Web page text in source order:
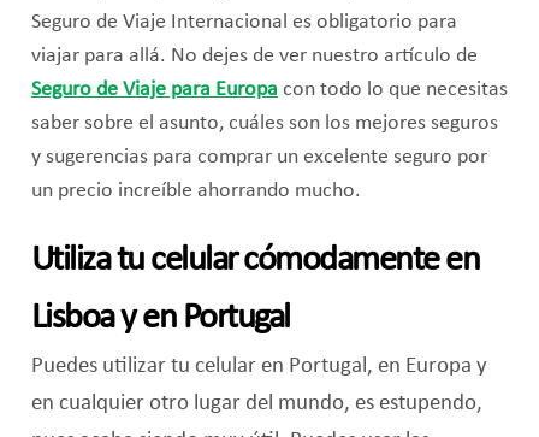
Seguro de Viaje Internacional es obligatorio para
viajar para allá. No dejes de ver nuestro artículo de
Seguro de Viaje para Europa con todo lo que necesitas
saber sobre el asunto, cuáles son los mejores seguros
y sugerencias para comprar un excelente seguro por
un precio increíble ahorrando mucho.
Utiliza tu celular cómodamente en
Lisboa y en Portugal
Puedes utilizar tu celular en Portugal, en Europa y
en cualquier otro lugar del mundo, es estupendo,